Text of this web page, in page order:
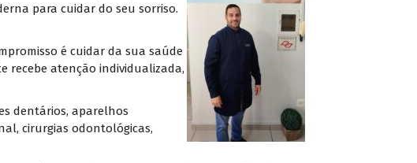
para cuidar do seu sorriso.
é cuidar da sua saúde
recebe atenção individualizada,
dentários, aparelhos
cirurgias odontológicas,